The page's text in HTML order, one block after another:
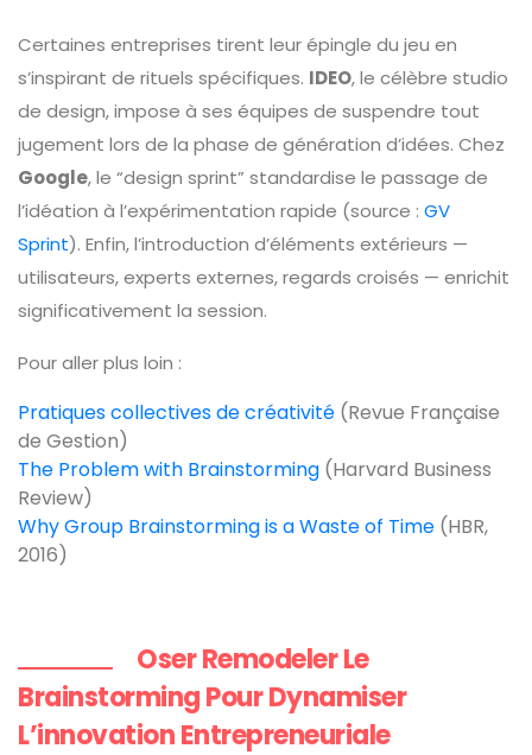
Certaines entreprises tirent leur épingle du jeu en
s’inspirant de rituels spécifiques. IDEO, le célèbre studio
de design, impose à ses équipes de suspendre tout
jugement lors de la phase de génération d’idées. Chez
Google, le “design sprint” standardise le passage de
l’idéation à l’expérimentation rapide (source : GV
Sprint). Enfin, l’introduction d’éléments extérieurs —
utilisateurs, experts externes, regards croisés — enrichit
significativement la session.
Pour aller plus loin :
Pratiques collectives de créativité (Revue Française
de Gestion)
The Problem with Brainstorming (Harvard Business
Review)
Why Group Brainstorming is a Waste of Time (HBR,
2016)
Oser Remodeler Le
Brainstorming Pour Dynamiser
L’innovation Entrepreneuriale